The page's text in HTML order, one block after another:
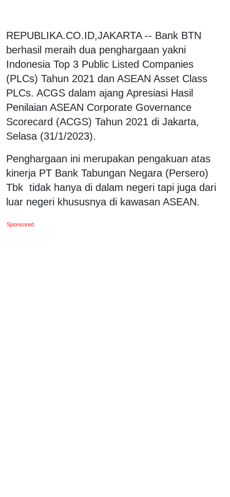
REPUBLIKA.CO.ID,JAKARTA -- Bank BTN
berhasil meraih dua penghargaan yakni
Indonesia Top 3 Public Listed Companies
(PLCs) Tahun 2021 dan ASEAN Asset Class
PLCs. ACGS dalam ajang Apresiasi Hasil
Penilaian ASEAN Corporate Governance
Scorecard (ACGS) Tahun 2021 di Jakarta,
Selasa (31/1/2023).
Penghargaan ini merupakan pengakuan atas
kinerja PT Bank Tabungan Negara (Persero)
Tbk tidak hanya di dalam negeri tapi juga dari
luar negeri khususnya di kawasan ASEAN.
Sponsored